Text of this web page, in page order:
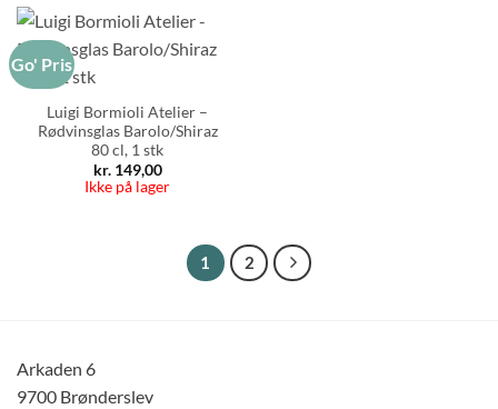
Go' Pris
Luigi Bormioli Atelier –
Rødvinsglas Barolo/Shiraz
80 cl, 1 stk
kr.149,00
Ikke på lager
1 2
Arkaden 6
9700 Brønderslev